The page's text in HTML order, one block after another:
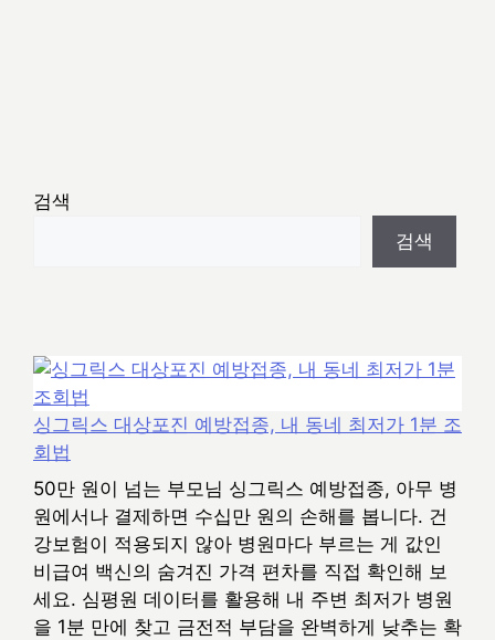
검색
검색
싱그릭스 대상포진 예방접종, 내 동네 최저가 1분 조
회법
50만 원이 넘는 부모님 싱그릭스 예방접종, 아무 병
원에서나 결제하면 수십만 원의 손해를 봅니다. 건
강보험이 적용되지 않아 병원마다 부르는 게 값인
비급여 백신의 숨겨진 가격 편차를 직접 확인해 보
세요. 심평원 데이터를 활용해 내 주변 최저가 병원
을 1분 만에 찾고 금전적 부담을 완벽하게 낮추는 확